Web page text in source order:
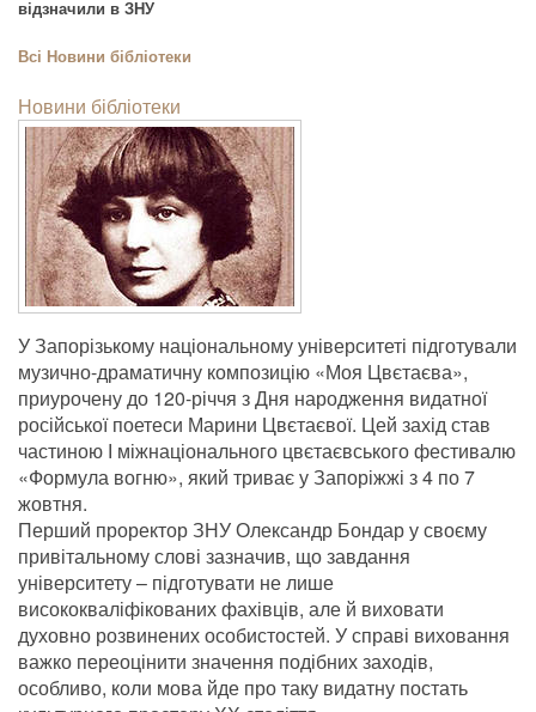
відзначили в ЗНУ
Всі Новини бібліотеки
Новини бібліотеки
У Запорізькому національному університеті підготували
музично-драматичну композицію «Моя Цвєтаєва»,
приурочену до 120-річчя з Дня народження видатної
російської поетеси Марини Цвєтаєвої. Цей захід став
частиною І міжнаціонального цвєтаєвського фестивалю
«Формула вогню», який триває у Запоріжжі з 4 по 7
жовтня.
Перший проректор ЗНУ Олександр Бондар у своєму
привітальному слові зазначив, що завдання
університету – підготувати не лише
висококваліфікованих фахівців, але й виховати
духовно розвинених особистостей. У справі виховання
важко переоцінити значення подібних заходів,
особливо, коли мова йде про таку видатну постать